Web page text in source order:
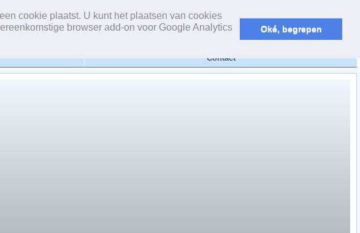
cookie plaatst. U kunt het plaatsen van cookies
browser add-on voor Google Analytics
Oké, begrepen
Contact